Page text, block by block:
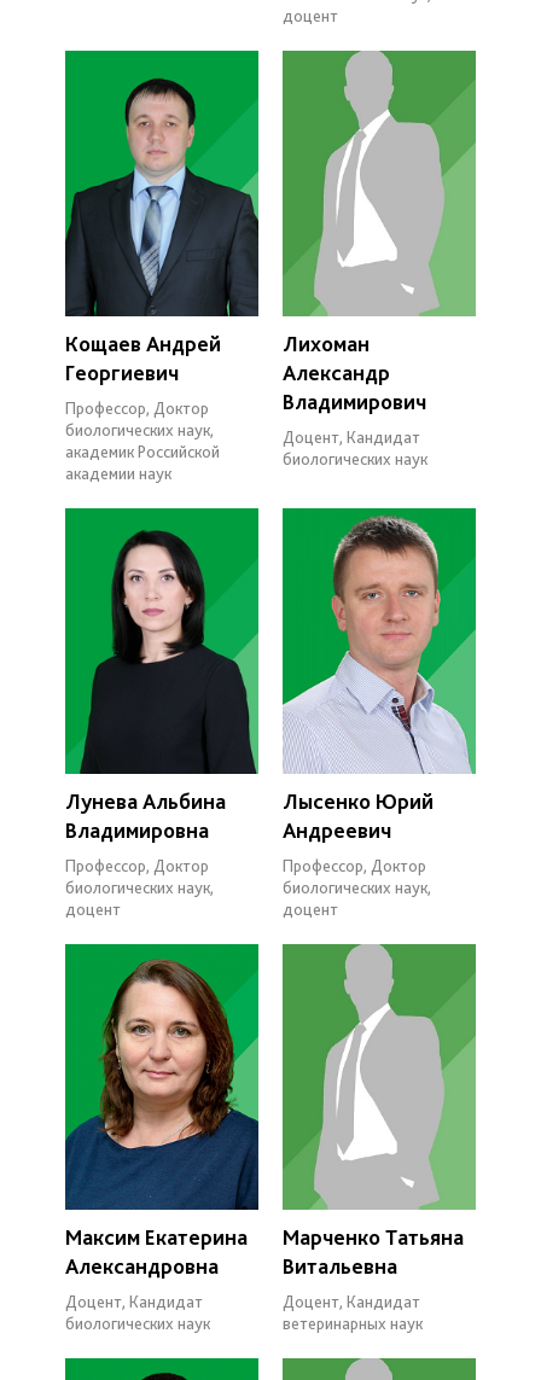
доцент
Кощаев Андрей
Георгиевич
Профессор, Доктор
биологических наук,
академик Российской
академии наук
Лихоман
Александр
Владимирович
Доцент, Кандидат
биологических наук
Лунева Альбина
Владимировна
Профессор, Доктор
биологических наук,
доцент
Лысенко Юрий
Андреевич
Профессор, Доктор
биологических наук,
доцент
Максим Екатерина
Александровна
Доцент, Кандидат
биологических наук
Марченко Татьяна
Витальевна
Доцент, Кандидат
ветеринарных наук